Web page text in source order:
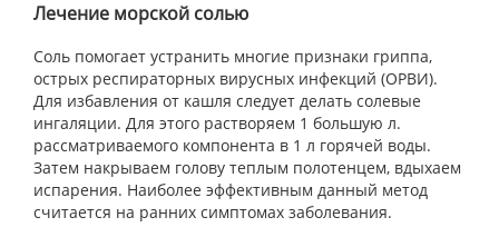
Лечение морской солью
Соль помогает устранить многие признаки гриппа,
острых респираторных вирусных инфекций (ОРВИ).
Для избавления от кашля следует делать солевые
ингаляции. Для этого растворяем 1 большую л.
рассматриваемого компонента в 1 л горячей воды.
Затем накрываем голову теплым полотенцем, вдыхаем
испарения. Наиболее эффективным данный метод
считается на ранних симптомах заболевания.